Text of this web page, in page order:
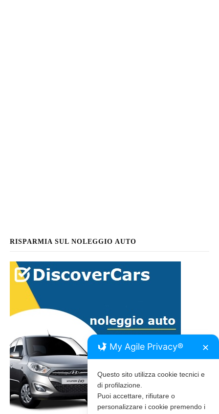
RISPARMIA SUL NOLEGGIO AUTO
My Agile Privacy® ✕
Questo sito utilizza cookie tecnici e
di profilazione.
Puoi accettare, rifiutare o
personalizzare i cookie premendo i